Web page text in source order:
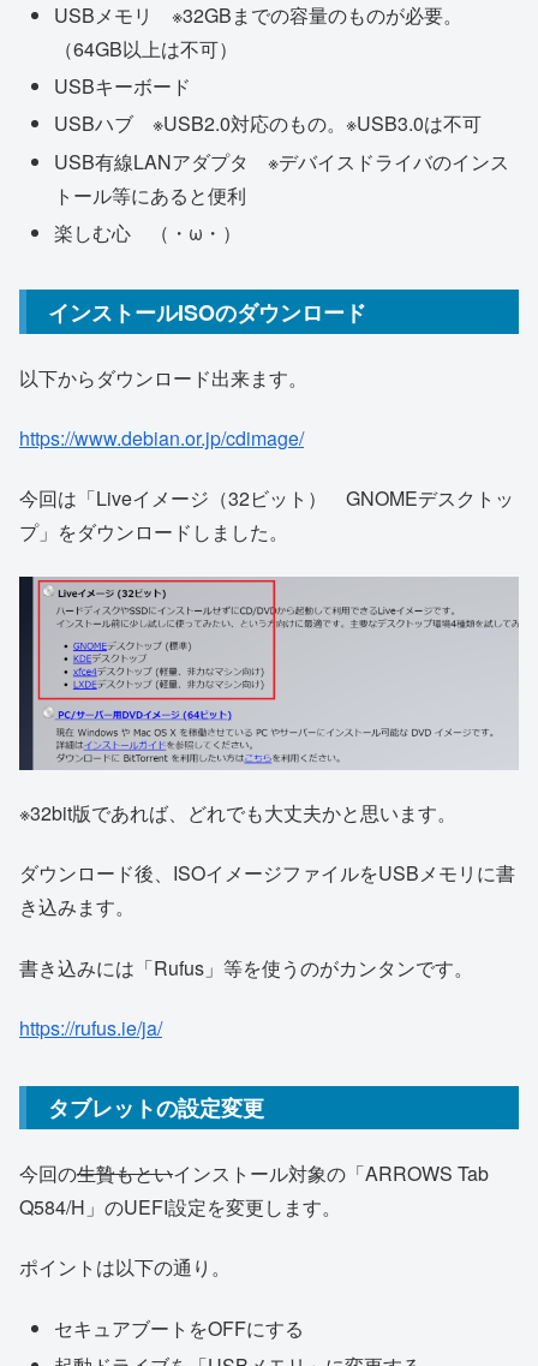
USBメモリ ※32GBまでの容量のものが必要。
（64GB以上は不可）
USBキーボード
USBハブ ※USB2.0対応のもの。※USB3.0は不可
USB有線LANアダプタ ※デバイスドライバのインス
トール等にあると便利
楽しむ心 （・ω・）
インストールISOのダウンロード
以下からダウンロード出来ます。
https://www.debian.or.jp/cdimage/
今回は「Liveイメージ（32ビット） GNOMEデスクトッ
プ」をダウンロードしました。
※32bit版であれば、どれでも大丈夫かと思います。
ダウンロード後、ISOイメージファイルをUSBメモリに書
き込みます。
書き込みには「Rufus」等を使うのがカンタンです。
https://rufus.ie/ja/
タブレットの設定変更
今回の生贄もといインストール対象の「ARROWS Tab
Q584/H」のUEFI設定を変更します。
ポイントは以下の通り。
セキュアブートをOFFにする